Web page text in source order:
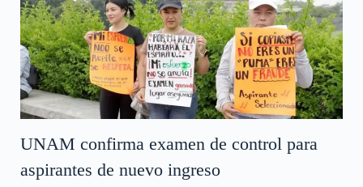
UNAM confirma examen de control para
aspirantes de nuevo ingreso